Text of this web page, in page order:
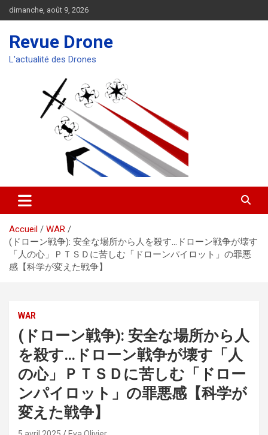
Aller
au
dimanche, août 9, 2026
Revue Drone
L'actualité des Drones
Accueil
WAR
(ドローン戦争): 安全な場所から人を殺す…ドローン戦争が壊す
「人の心」ＰＴＳＤに苦しむ「ドローンパイロット」の罪悪
感【科学が変えた戦争】
WAR
(ドローン戦争): 安全な場所から人
を殺す…ドローン戦争が壊す「人
の心」ＰＴＳＤに苦しむ「ドロー
ンパイロット」の罪悪感【科学が
変えた戦争】